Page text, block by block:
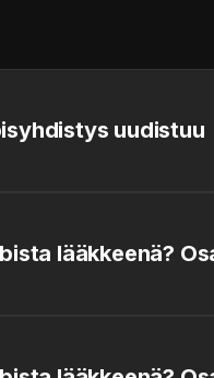
uudistuu
lääkkeenä?